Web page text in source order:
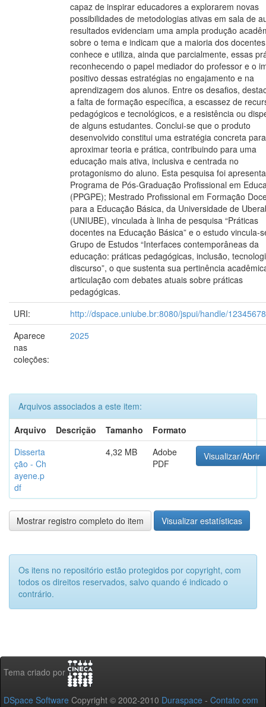
capaz de inspirar educadores a explorarem novas
possibilidades de metodologias ativas em sala de
resultados evidenciam uma ampla produção
sobre o tema e indicam que a maioria dos docentes
conhece e utiliza, ainda que parcialmente, essas
reconhecendo o papel mediador do professor e o
positivo dessas estratégias no engajamento e na
aprendizagem dos alunos. Entre os desafios,
a falta de formação específica, a escassez de
pedagógicos e tecnológicos, e a resistência ou
de alguns estudantes. Conclui-se que o produto
desenvolvido constitui uma estratégia concreta para
aproximar teoria e prática, contribuindo para uma
educação mais ativa, inclusiva e centrada no
protagonismo do aluno. Esta pesquisa foi
Programa de Pós-Graduação Profissional em
(PPGPE); Mestrado Profissional em Formação
para a Educação Básica, da Universidade de
(UNIUBE), vinculada à linha de pesquisa “Práticas
docentes na Educação Básica” e o estudo vincula-
Grupo de Estudos “Interfaces contemporâneas da
educação: práticas pedagógicas, inclusão,
discurso”, o que sustenta sua pertinência
articulação com debates atuais sobre práticas
pedagógicas.
URI:
http://dspace.uniube.br:8080/jspui/handle/
Aparece
nas
coleções:
2025
Arquivos associados a este item:
Arquivo
Descrição Tamanho
Formato
Disserta
ção - Ch
ayene.p
df
4,32 MB
Adobe
PDF
Visualizar/Abrir
Mostrar registro completo do item Visualizar estatísticas
Os itens no repositório estão protegidos por copyright, com
todos os direitos reservados, salvo quando é indicado o
contrário.
Tema criado por
DSpace Software Copyright © 2002-2010 Duraspace - Contato com